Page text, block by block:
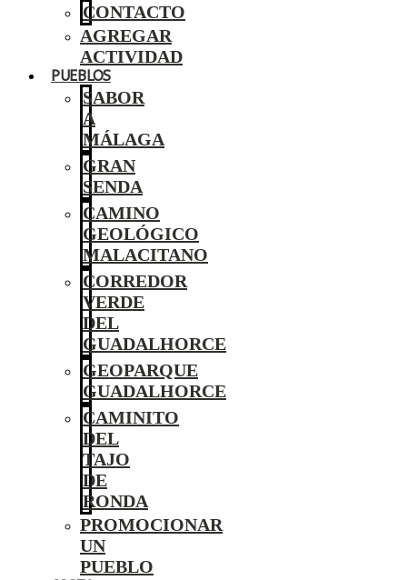
CONTACTO
AGREGAR
ACTIVIDAD
PUEBLOS
SABOR
A
MÁLAGA
GRAN
SENDA
CAMINO
GEOLÓGICO
MALACITANO
CORREDOR
VERDE
DEL
GUADALHORCE
GEOPARQUE
GUADALHORCE
CAMINITO
DEL
TAJO
DE
RONDA
PROMOCIONAR
UN
PUEBLO